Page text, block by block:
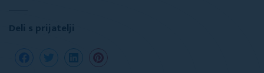
Deli s prijatelji